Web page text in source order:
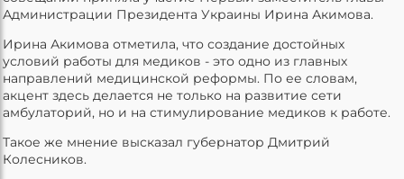
Администрации Президента Украины Ирина Акимова.
Ирина Акимова отметила, что создание достойных
условий работы для медиков - это одно из главных
направлений медицинской реформы. По ее словам,
акцент здесь делается не только на развитие сети
амбулаторий, но и на стимулирование медиков к работе.
Такое же мнение высказал губернатор Дмитрий
Колесников.